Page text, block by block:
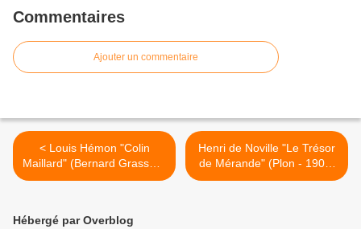
Commentaires
Ajouter un commentaire
< Louis Hémon "Colin
Maillard" (Bernard Grasset -
1924)
Henri de Noville "Le Trésor
de Mérande" (Plon - 1902)
>
Hébergé par Overblog